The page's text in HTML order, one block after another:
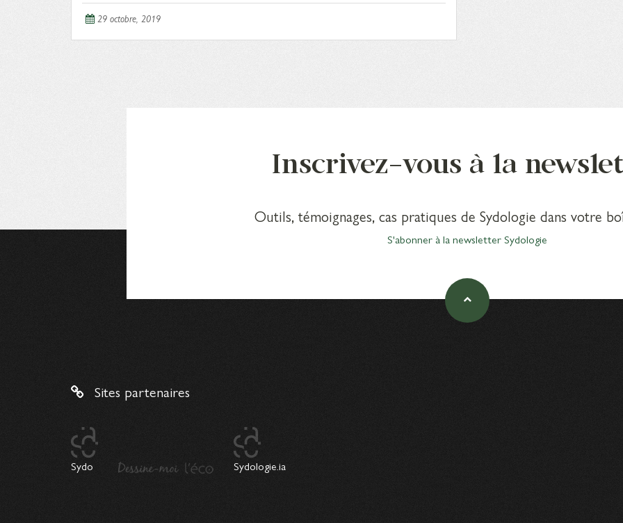
29 octobre, 2019
Inscrivez-vous à la
Outils, témoignages, cas pratiques de Sydologie dans votre
S'abonner à la newsletter Sydologie
Sites partenaires
Sydo Sydologie.ia